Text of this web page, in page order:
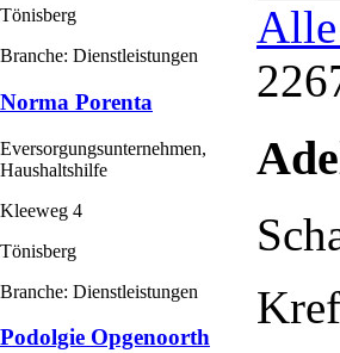
Tönisberg
Branche: Dienstleistungen
Norma Porenta
Eversorgungsunternehmen,
Haushaltshilfe
Kleeweg 4
Tönisberg
Branche: Dienstleistungen
Podolgie Opgenoorth